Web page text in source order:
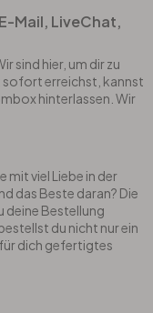
Mail, LiveChat,
sind hier, um dir zu
sofort erreichst, kannst
hinterlassen. Wir
mit viel Liebe in der
das Beste daran? Die
deine Bestellung
du nicht nur ein
dich gefertigtes